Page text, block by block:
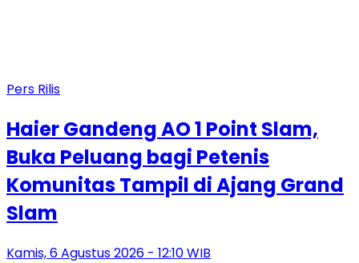
Pers Rilis
Haier Gandeng AO 1 Point Slam,
Buka Peluang bagi Petenis
Komunitas Tampil di Ajang Grand
Slam
Kamis, 6 Agustus 2026 - 12:10 WIB